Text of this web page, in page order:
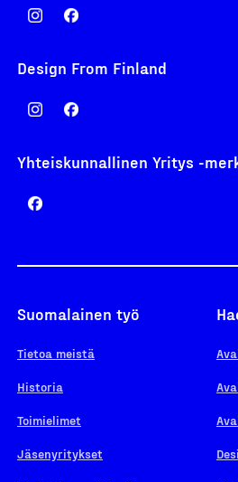
Design From Finland
Yhteiskunnallinen Yritys -
Suomalainen työ
Tietoa meistä
Historia
Toimielimet
Jäsenyritykset